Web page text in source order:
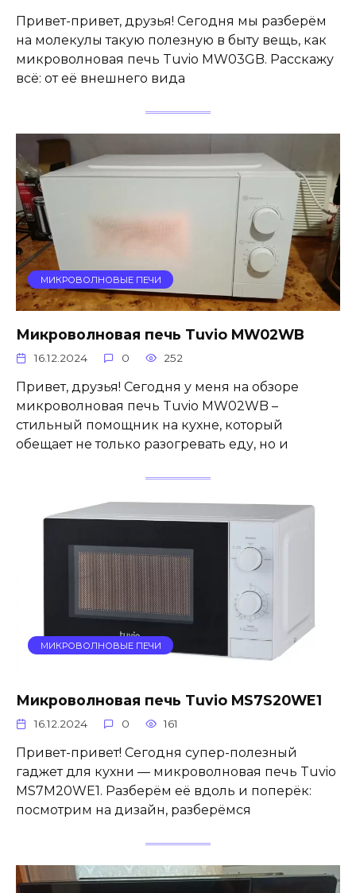
Привет-привет, друзья! Сегодня мы разберём
на молекулы такую полезную в быту вещь, как
микроволновая печь Tuvio MW03GB. Расскажу
всё: от её внешнего вида
МИКРОВОЛНОВЫЕ ПЕЧИ
Микроволновая печь Tuvio MW02WB
16.12.2024 0 252
Привет, друзья! Сегодня у меня на обзоре
микроволновая печь Tuvio MW02WB –
стильный помощник на кухне, который
обещает не только разогревать еду, но и
МИКРОВОЛНОВЫЕ ПЕЧИ
Микроволновая печь Tuvio MS7S20WE1
16.12.2024 0 161
Привет-привет! Сегодня супер-полезный
гаджет для кухни — микроволновая печь Tuvio
MS7M20WE1. Разберём её вдоль и поперёк:
посмотрим на дизайн, разберёмся